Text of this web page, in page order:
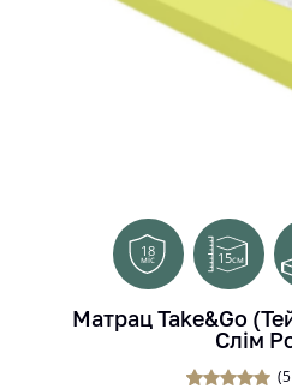
18
міс 15см
Матрац Take&Go
Слім
(5